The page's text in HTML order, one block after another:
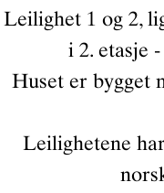
Leilighet 1 og 2,
i 2. etasje
Huset er bygget
Leilighetene